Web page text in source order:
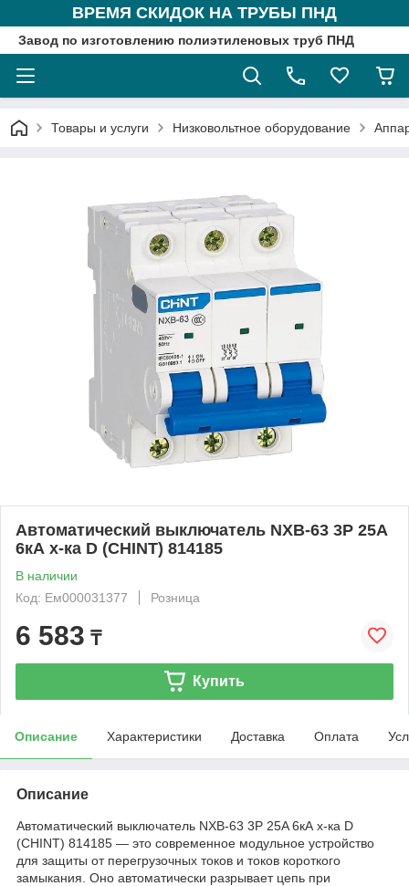
ВРЕМЯ СКИДОК НА ТРУБЫ ПНД
Завод по изготовлению полиэтиленовых труб ПНД
Товары и услуги Низковольтное оборудование
Автоматический выключатель NXB-63 3P 25A
6кА х-ка D (CHINT) 814185
В наличии
Код: Ем000031377
Розница
6 583 ₸
Купить
Описание Характеристики Доставка Оплата
Описание
Автоматический выключатель NXB-63 3P 25A 6кА х-ка D
(CHINT) 814185 — это современное модульное устройство
для защиты от перегрузочных токов и токов короткого
замыкания. Оно автоматически разрывает цепь при